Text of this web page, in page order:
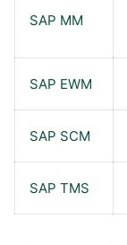
SAP MM
SAP EWM
SAP SCM
SAP TMS